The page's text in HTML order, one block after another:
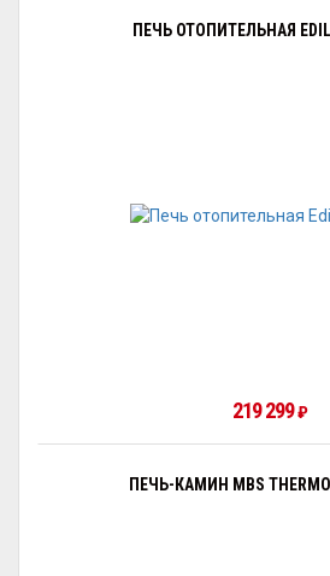
ПЕЧЬ ОТОПИТЕЛЬНАЯ
219 299₽
ПЕЧЬ-КАМИН MBS THERMO